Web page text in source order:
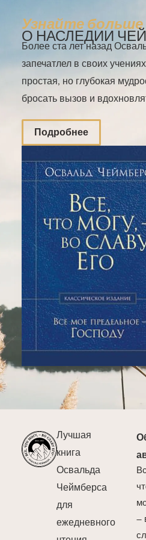
Узнайте больше
О НАСЛЕДИИ
Более ста лет назад
запечатлел в своих
простая, но глубокая
бросать вызов и
Подробнее
Лучшая
книга
Освальда
Чеймберса
для
ежедневного
–